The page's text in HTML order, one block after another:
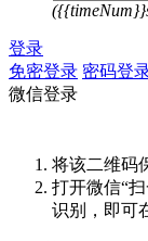
登录
免密登录 密码登
微信登录
将该二维码
打开微信“
识别，即可